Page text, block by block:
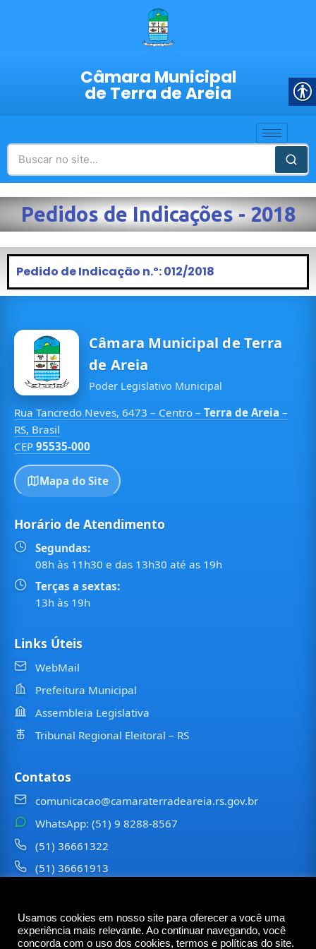
Câmara Municipal
de Terra de Areia
Pedidos de Indicações - 2018
Pedido de Indicação n.º: 012/2018
Câmara Municipal de Terra
de Areia
Poder Legislativo Municipal
Rua Tancredo Neves, 6473 – Centro – Terra de Areia –
RS, Brasil
CEP 95535-000
Mapa do Site
Horário de Atendimento
Segundas:
08h às 11h30 e das 13h30 até as 19h
Terças a sextas:
13h às 19h
Links Úteis
WebMail
Prefeitura Municipal
Assembleia Legislativa
Tribunal Regional Eleitoral – RS
Contatos
comunicacao@camaraterradeareia.rs.gov.br
WhatsApp: (51) 9 8288-8567
(51) 36661322
(51) 36661913
©2026Câmara Municipal deTerra de Areia— Todos os
direitos reservados
Usamos cookies em nosso site para oferecer a você uma
experiência mais relevante. Ao continuar navegando, você
concorda com o uso dos cookies, termos e políticas do site.